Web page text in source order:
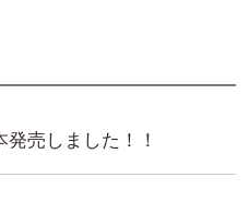
売しました！！